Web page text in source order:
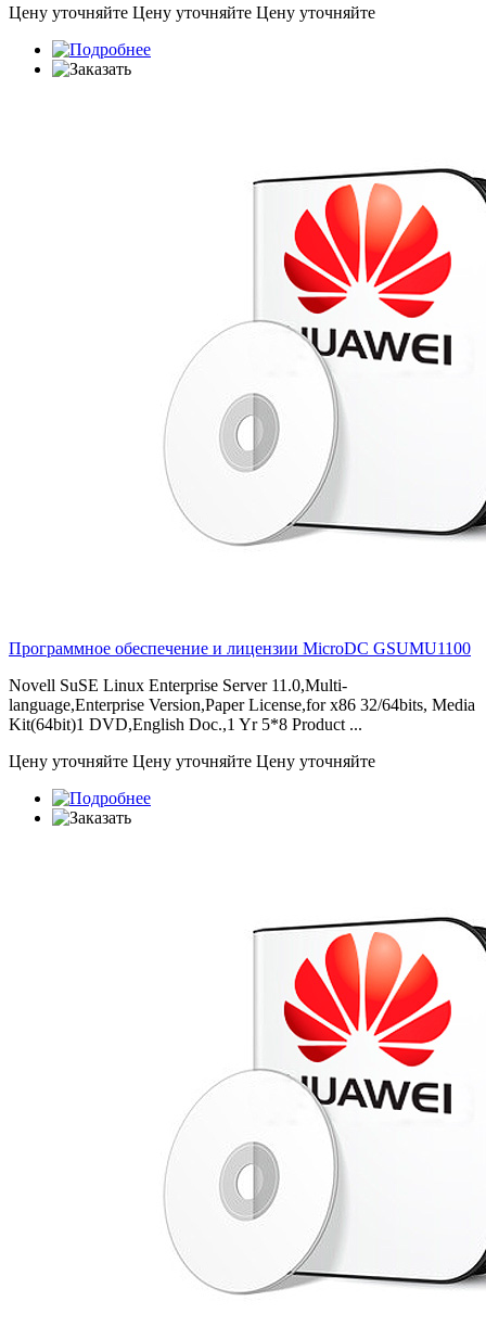
Цену уточняйте Цену уточняйте Цену уточняйте
Программное обеспечение и лицензии MicroDC GSUMU1100
Novell SuSE Linux Enterprise Server 11.0,Multi-
language,Enterprise Version,Paper License,for x86 32/64bits, Media
Kit(64bit)1 DVD,English Doc.,1 Yr 5*8 Product ...
Цену уточняйте Цену уточняйте Цену уточняйте